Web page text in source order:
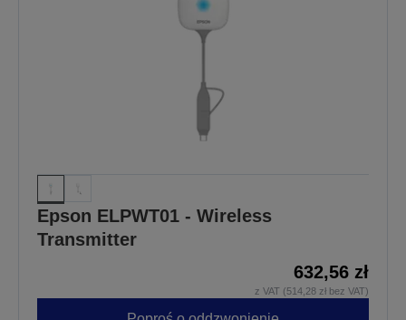
Epson ELPWT01 - Wireless
Transmitter
632,56 zł
z VAT (514,28 zł bez VAT)